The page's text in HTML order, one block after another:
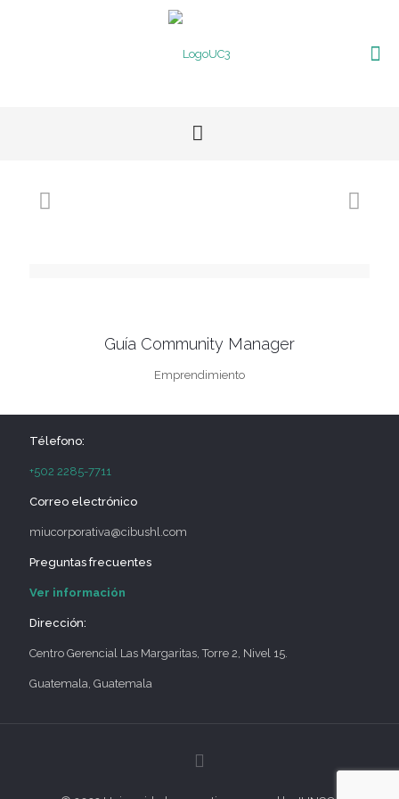
Guía Community Manager
Emprendimiento
Télefono:
+502 2285-7711
Correo electrónico
miucorporativa@cibushl.com
Preguntas frecuentes
Ver información
Dirección:
Centro Gerencial Las Margaritas, Torre 2, Nivel 15.
Guatemala, Guatemala